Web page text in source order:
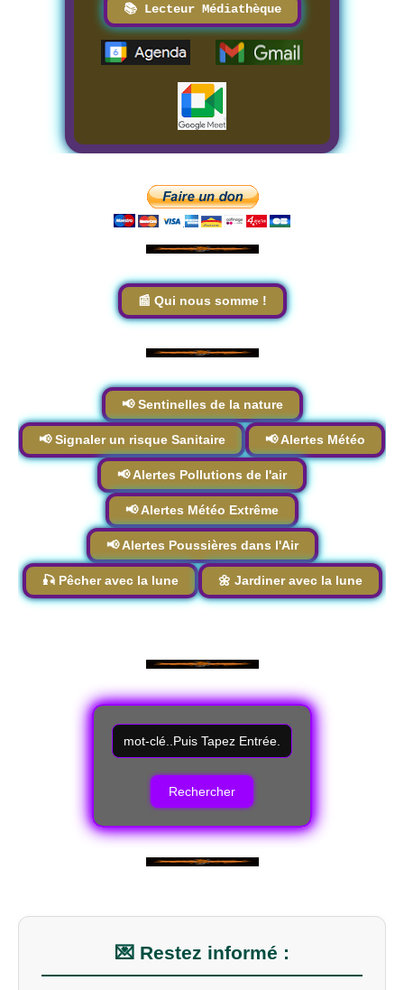
📚 Lecteur Médiathèque
📰 Qui nous somme !
📢 Sentinelles de la nature
📢 Signaler un risque Sanitaire 📢 Alertes Météo
📢 Alertes Pollutions de l'air
📢 Alertes Météo Extrême
📢 Alertes Poussières dans l'Air
🎣 Pêcher avec la lune 🌼 Jardiner avec la lune
💌 Restez informé :